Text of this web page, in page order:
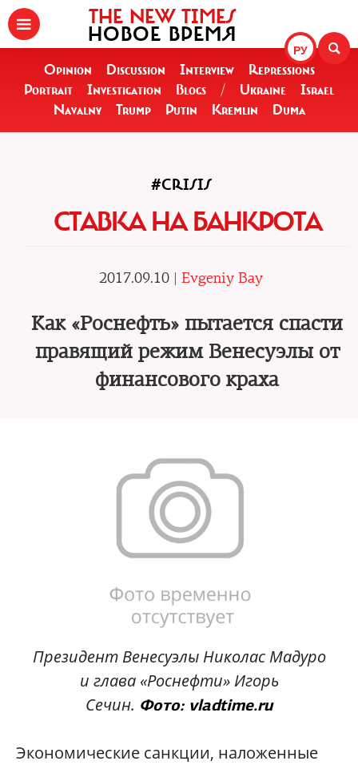
РУ
THE NEW TIMES
НОВОЕ ВРЕМЯ
Opinion Discussion Interview
Repressions
Portrait
Investigation Blogs / Ukraine
Israel
Navalny
Trump Putin Kremlin Duma
#CRISIS
СТАВКА НА БАНКРОТА
2017.09.10 | Evgeniy Bay
Как «Роснефть» пытается спасти
правящий режим Венесуэлы от
финансового краха
Президент Венесуэлы Николас Мадуро
и глава «Роснефти» Игорь
Сечин. Фото: vladtime.ru
Экономические санкции, наложенные